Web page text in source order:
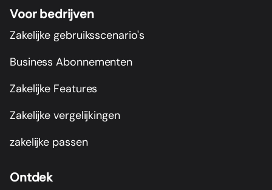
Voor bedrijven
Zakelijke gebruiksscenario's
Business Abonnementen
Zakelijke Features
Zakelijke vergelijkingen
zakelijke passen
Ontdek